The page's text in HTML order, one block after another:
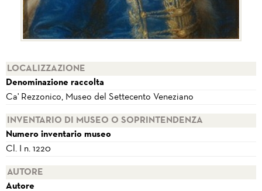
LOCALIZZAZIONE
Denominazione raccolta
Ca' Rezzonico, Museo del Settecento Veneziano
INVENTARIO DI MUSEO O SOPRINTENDENZA
Numero inventario museo
Cl. I n. 1220
AUTORE
Autore